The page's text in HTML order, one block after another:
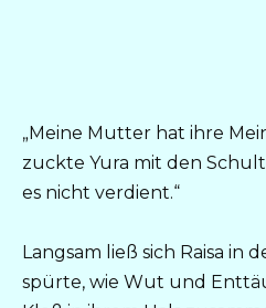
„Meine Mutter hat ihre
zuckte Yura mit den
es nicht verdient.“
Langsam ließ sich Raisa in
spürte, wie Wut und